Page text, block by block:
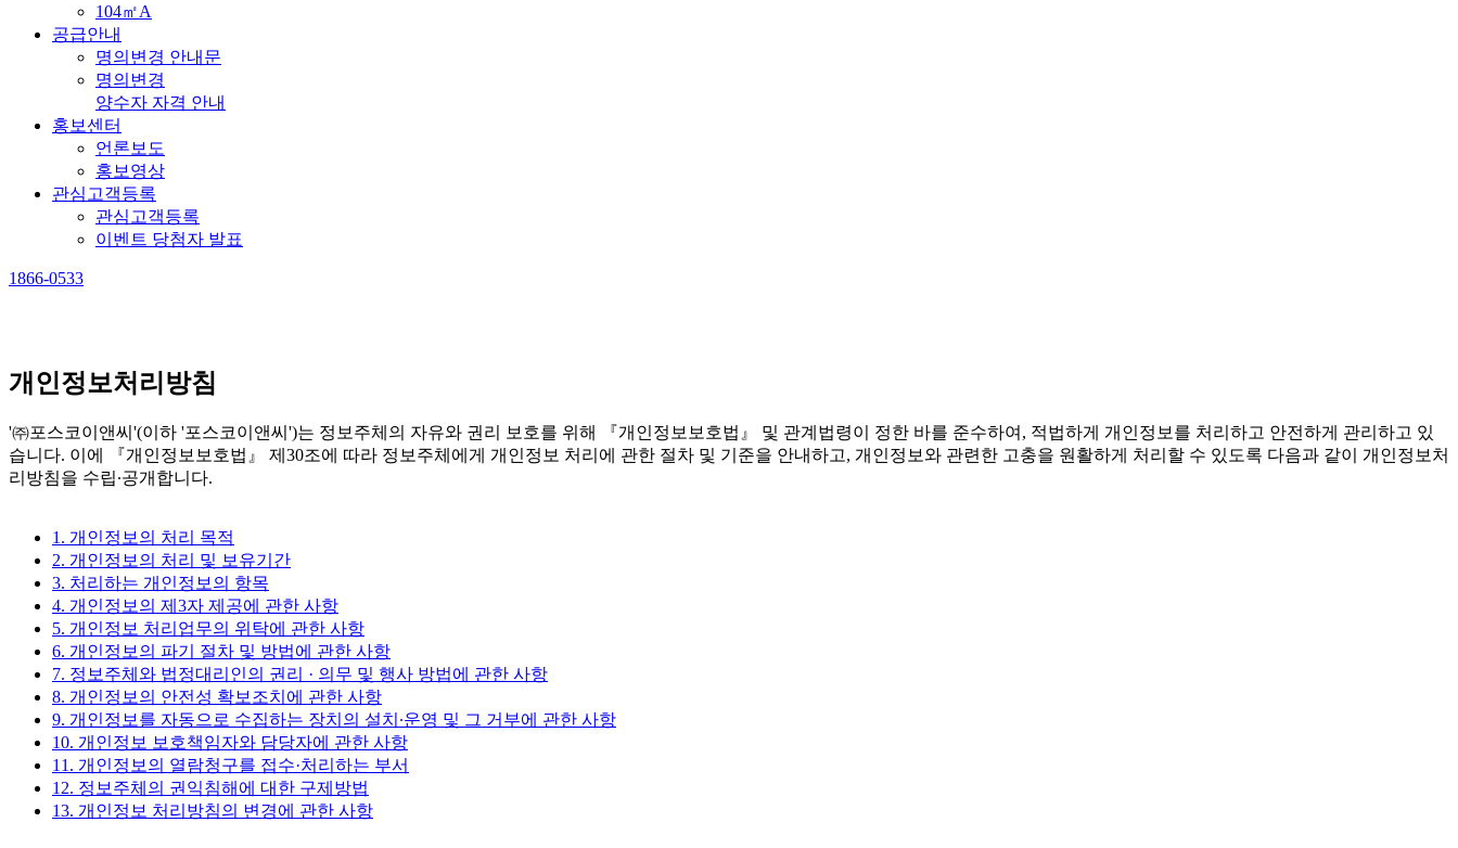
104㎡A
공급안내
명의변경 안내문
명의변경
양수자 자격 안내
홍보센터
언론보도
홍보영상
관심고객등록
관심고객등록
이벤트 당첨자 발표
1866-0533
개인정보처리방침
'㈜포스코이앤씨'(이하 '포스코이앤씨')는 정보주체의 자유와 권리 보호를 위해 『개인정보보호법』 및 관계법령이 정한 바를 준수하여, 적법하게 개인정보를 처리하고 안전하게 관리하고 있
습니다. 이에 『개인정보보호법』 제30조에 따라 정보주체에게 개인정보 처리에 관한 절차 및 기준을 안내하고, 개인정보와 관련한 고충을 원활하게 처리할 수 있도록 다음과 같이 개인정보처
리방침을 수립∙공개합니다.
1. 개인정보의 처리 목적
2. 개인정보의 처리 및 보유기간
3. 처리하는 개인정보의 항목
4. 개인정보의 제3자 제공에 관한 사항
5. 개인정보 처리업무의 위탁에 관한 사항
6. 개인정보의 파기 절차 및 방법에 관한 사항
7. 정보주체와 법정대리인의 권리 · 의무 및 행사 방법에 관한 사항
8. 개인정보의 안전성 확보조치에 관한 사항
9. 개인정보를 자동으로 수집하는 장치의 설치∙운영 및 그 거부에 관한 사항
10. 개인정보 보호책임자와 담당자에 관한 사항
11. 개인정보의 열람청구를 접수·처리하는 부서
12. 정보주체의 권익침해에 대한 구제방법
13. 개인정보 처리방침의 변경에 관한 사항